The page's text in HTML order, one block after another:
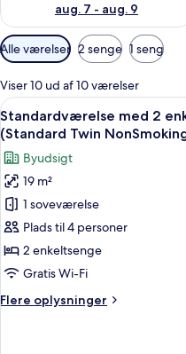
aug. 7 - aug. 9
Tilgængelige
filtre
for
værelser
Alle værelser 2 senge 1 seng
Viser 10 ud af 10 værelser
Indlæs
alle
billeder
af
Standardværelse
med
2
enkeltsenge
-
ryger
5
Standardværelse med 2
(Standard Twin
Byudsigt
19 m²
1 soveværelse
Plads til 4 personer
2 enkeltsenge
Gratis Wi-Fi
Flere oplysninger
Flere